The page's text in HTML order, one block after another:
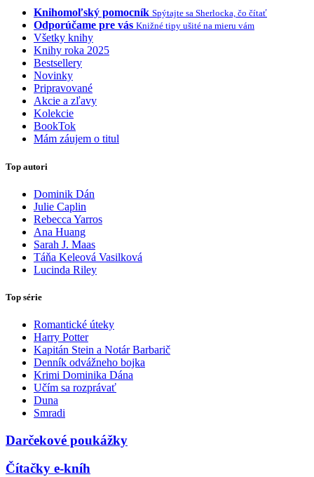
Knihomoľský pomocník Spýtajte sa Sherlocka, čo čítať
Odporúčame pre vás Knižné tipy ušité na mieru vám
Všetky knihy
Knihy roka 2025
Bestsellery
Novinky
Pripravované
Akcie a zľavy
Kolekcie
BookTok
Mám záujem o titul
Top autori
Dominik Dán
Julie Caplin
Rebecca Yarros
Ana Huang
Sarah J. Maas
Táňa Keleová Vasilková
Lucinda Riley
Top série
Romantické úteky
Harry Potter
Kapitán Stein a Notár Barbarič
Denník odvážneho bojka
Krimi Dominika Dána
Učím sa rozprávať
Duna
Smradi
Darčekové poukážky
Čítačky e-kníh